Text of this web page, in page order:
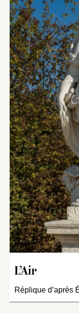
L’Air
Réplique d’après